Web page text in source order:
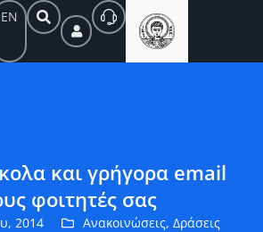
EN
και γρήγορα email
φοιτητές σας
2014 Ανακοινώσεις, Δράσεις